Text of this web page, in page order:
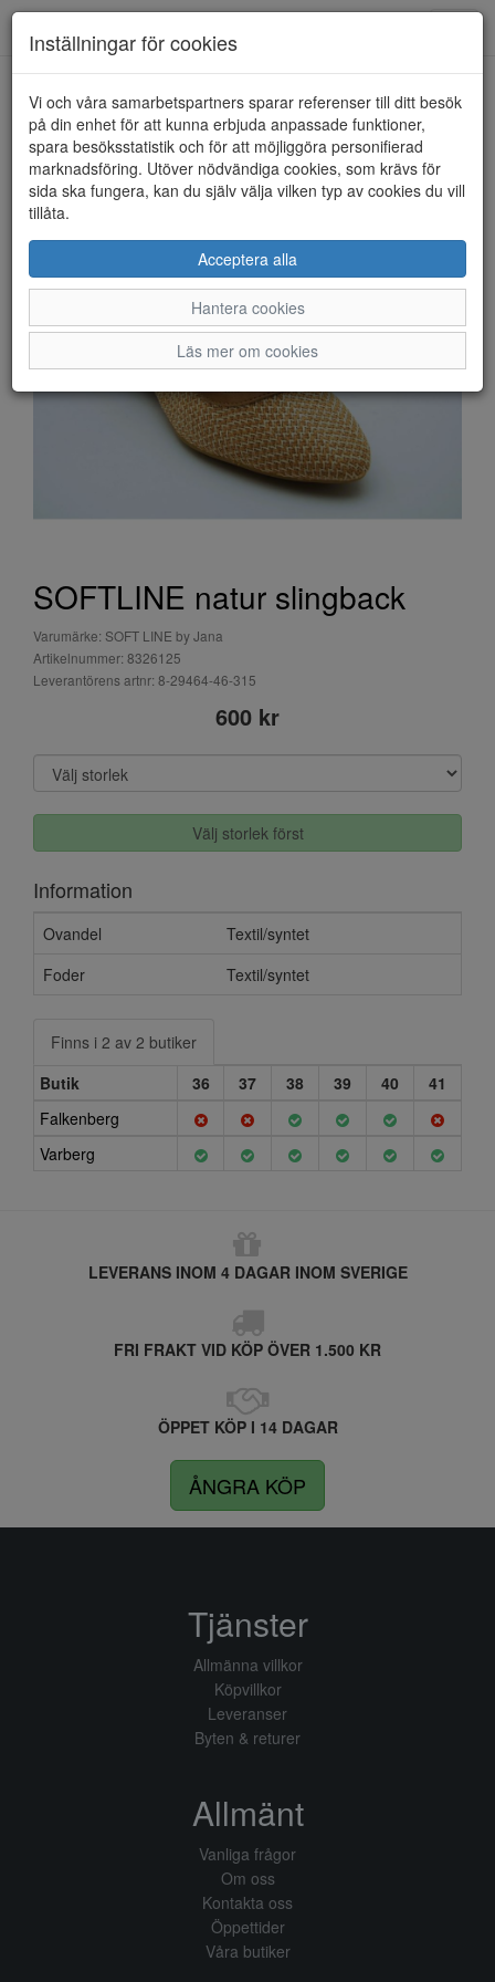
HEM SOFT LINE BY JANA
SOFTLINE natur slingback
Varumärke: SOFT LINE by Jana
Artikelnummer: 8326125
Leverantörens artnr: 8-29464-46-315
600 kr
Välj storlek först
Information
Ovandel
Textil/syntet
Foder
Textil/syntet
Finns i 2 av 2 butiker
Butik
36 37 38 39 40
41
Falkenberg
Varberg
LEVERANS INOM 4 DAGAR INOM SVERIGE
FRI FRAKT VID KÖP ÖVER 1.500 KR
ÖPPET KÖP I 14 DAGAR
ÅNGRA KÖP
Inställningar för cookies
Vi och våra samarbetspartners sparar referenser till ditt besök
på din enhet för att kunna erbjuda anpassade funktioner,
spara besöksstatistik och för att möjliggöra personifierad
marknadsföring. Utöver nödvändiga cookies, som krävs för
sida ska fungera, kan du själv välja vilken typ av cookies du vill
tillåta.
Acceptera alla
Hantera cookies
Läs mer om cookies
Tjänster
Allmänna villkor
Köpvillkor
Leveranser
Byten & returer
Allmänt
Vanliga frågor
Om oss
Kontakta oss
Öppettider
Våra butiker